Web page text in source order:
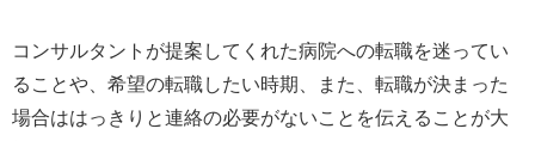
コンサルタントが提案してくれた病院への転職を迷ってい
ることや、希望の転職したい時期、また、転職が決まった
場合ははっきりと連絡の必要がないことを伝えることが大